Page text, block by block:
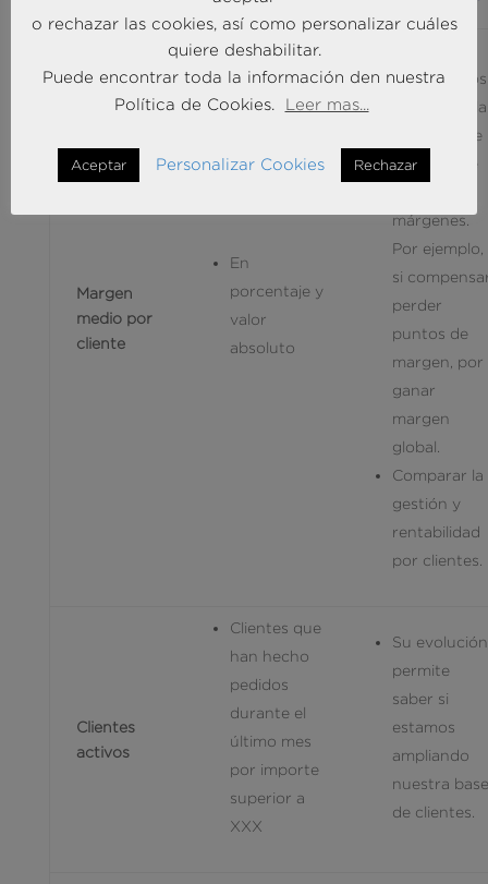
Margen
medio por
cliente
En
porcentaje y
valor
absoluto
controlar los
efectos de la
variación de
tarifa sobre
márgenes.
Por ejemplo,
si
perder
puntos de
margen, por
ganar
margen
global.
Comparar la
gestión y
rentabilidad
por clientes.
Clientes
activos
Clientes que
han hecho
pedidos
durante el
último mes
por importe
superior a
XXX
Su evolución
permite
saber si
estamos
ampliando
nuestra base
de clientes.
o rechazar las cookies, así como personalizar cuáles
quiere deshabilitar.
Puede encontrar toda la información den nuestra
Política de Cookies.
Leer mas...
Aceptar Personalizar Cookies Rechazar